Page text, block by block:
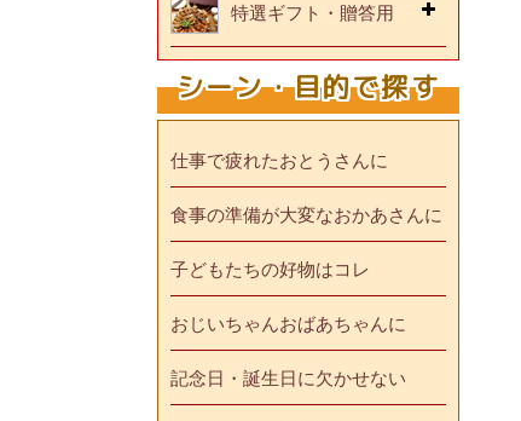
特選ギフト・贈答用
シーン・目的で探す
仕事で疲れたおとうさんに
食事の準備が大変なおかあさんに
子どもたちの好物はコレ
おじいちゃんおばあちゃんに
記念日・誕生日に欠かせない